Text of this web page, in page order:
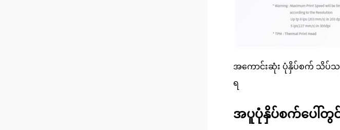
အကောင်းဆုံး ပုံနှိပ်စက် သိပ်သ
ရ
အပူပုံနှိပ်စက်ပေ